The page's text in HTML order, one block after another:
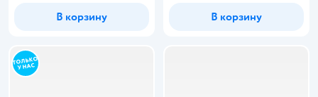
В корзину В корзину